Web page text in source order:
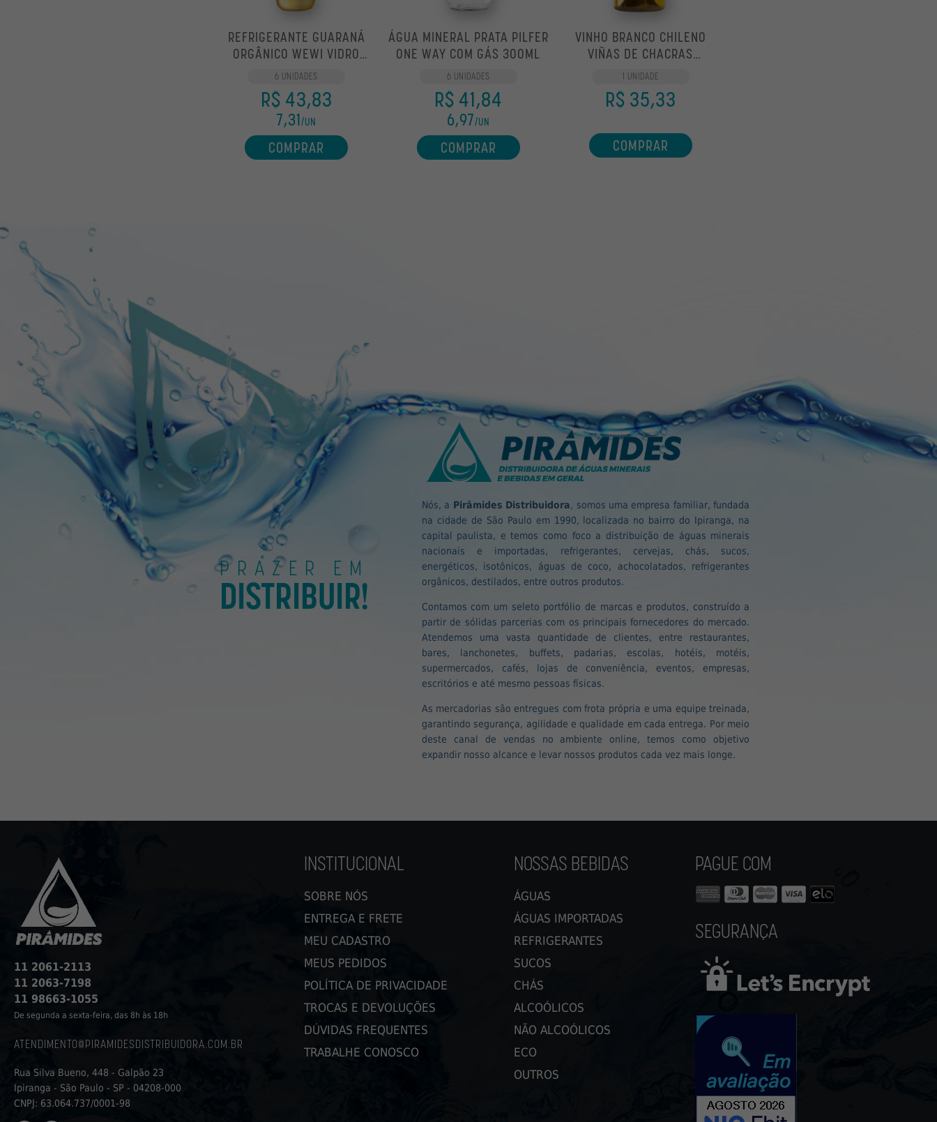
REFRIGERANTE GUARANÁ
ORGÂNICO WEWI VIDRO
255ML
6 UNIDADES
R$ 43,83
7,31/UN
COMPRAR
ÁGUA MINERAL PRATA PILFER
ONE WAY COM GÁS 300ML
6 UNIDADES
R$ 41,84
6,97/UN
COMPRAR
VINHO BRANCO CHILENO
VIÑAS DE CHACRAS
CHARDONNAY 750ML
1 UNIDADE
R$ 35,33
COMPRAR
PRAZER EM
DISTRIBUIR!
Nós, a Pirâmides Distribuidora, somos uma empresa familiar, fundada
na cidade de São Paulo em 1990, localizada no bairro do Ipiranga, na
capital paulista, e temos como foco a distribuição de águas minerais
nacionais e importadas, refrigerantes, cervejas, chás, sucos,
energéticos, isotônicos, águas de coco, achocolatados, refrigerantes
orgânicos, destilados, entre outros produtos.
Contamos com um seleto portfólio de marcas e produtos, construído a
partir de sólidas parcerias com os principais fornecedores do mercado.
Atendemos uma vasta quantidade de clientes, entre restaurantes,
bares, lanchonetes, buffets, padarias, escolas, hotéis, motéis,
supermercados, cafés, lojas de conveniência, eventos, empresas,
escritórios e até mesmo pessoas físicas.
As mercadorias são entregues com frota própria e uma equipe treinada,
garantindo segurança, agilidade e qualidade em cada entrega. Por meio
deste canal de vendas no ambiente online, temos como objetivo
expandir nosso alcance e levar nossos produtos cada vez mais longe.
11 2061-2113
11 2063-7198
11 98663-1055
De segunda a sexta-feira, das 8h às 18h
ATENDIMENTO@PIRAMIDESDISTRIBUIDORA.COM.BR
Rua Silva Bueno, 448 - Galpão 23
Ipiranga - São Paulo - SP - 04208-000
CNPJ: 63.064.737/0001-98
INSTITUCIONAL
SOBRE NÓS
ENTREGA E FRETE
MEU CADASTRO
MEUS PEDIDOS
POLÍTICA DE PRIVACIDADE
TROCAS E DEVOLUÇÕES
DÚVIDAS FREQUENTES
TRABALHE CONOSCO
NOSSAS BEBIDAS
ÁGUAS
ÁGUAS IMPORTADAS
REFRIGERANTES
SUCOS
CHÁS
ALCOÓLICOS
NÃO ALCOÓLICOS
ECO
OUTROS
PAGUE COM
SEGURANÇA